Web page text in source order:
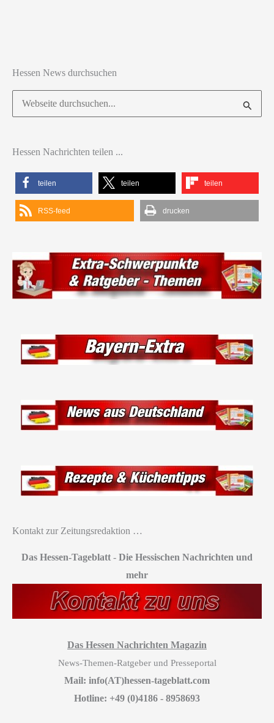
Hessen News durchsuchen
Suchen
nach:
Hessen Nachrichten teilen ...
teilen teilen teilen
RSS-feed drucken
Kontakt zur Zeitungsredaktion …
Das Hessen-Tageblatt - Die Hessischen Nachrichten und
mehr
Das Hessen Nachrichten Magazin
News-Themen-Ratgeber und Presseportal
Mail: info(AT)hessen-tageblatt.com
Hotline: +49 (0)4186 - 8958693